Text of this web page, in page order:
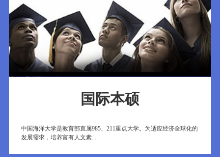
国际本硕
中国海洋大学是教育部直属985、211重点大学。为适应经济全球化的
发展需求，培养富有人文素...